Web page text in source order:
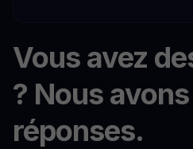
Vous avez
? Nous
réponses.